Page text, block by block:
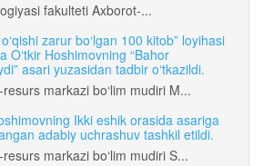
fakulteti Axborot-...
zarur bo‘lgan 100 kitob” loyihasi
O‘tkir Hoshimovning “Bahor
asari yuzasidan tadbir o‘tkazildi.
markazi bo‘lim mudiri M...
Ikki eshik orasida asariga
adabiy uchrashuv tashkil etildi.
markazi bo‘lim mudiri S...